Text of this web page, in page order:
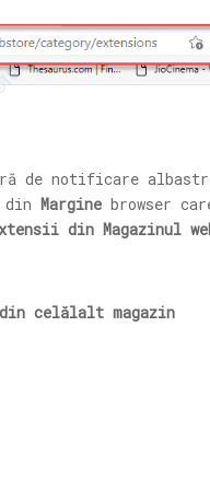
de notificare
Margine browser
din Magazinul
celălalt magazin